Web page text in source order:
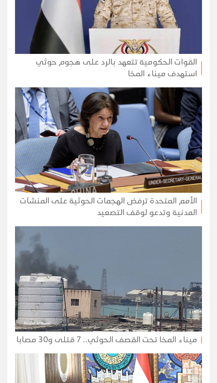
القوات الحكومية تتعهد بالرد على هجوم حوثي
استهدف ميناء المخا
الأمم المتحدة ترفض الهجمات الحوثية على المنشآت
المدنية وتدعو لوقف التصعيد
ميناء المخا تحت القصف الحوثي.. 7 قتلى و30 مصابا